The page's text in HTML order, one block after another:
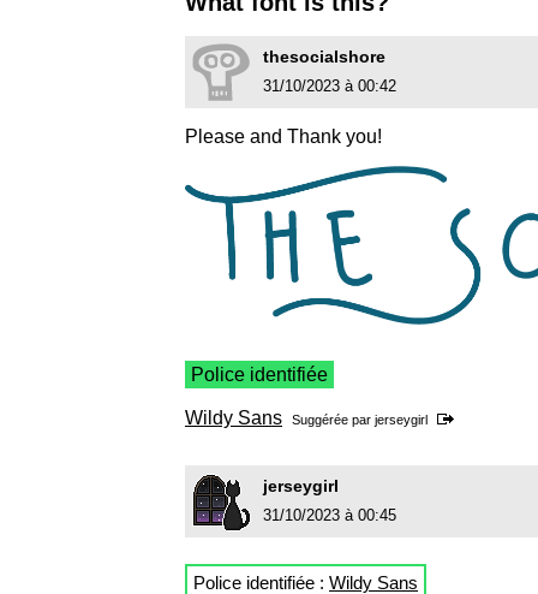
thesocialshore
31/10/2023 à 00:42
Please and Thank you!
Police identifiée
Wildy Sans Suggérée par jerseygirl
jerseygirl
31/10/2023 à 00:45
Police identifiée : Wildy Sans